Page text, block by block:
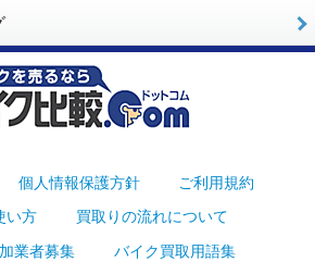
個人情報保護方針
ご利用規約
い方
買取りの流れについて
業者募集
バイク買取用語集